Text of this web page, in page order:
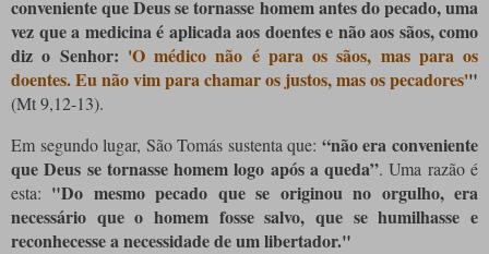
conveniente que Deus se tornasse homem antes do pecado, uma
vez que a medicina é aplicada aos doentes e não aos sãos, como
diz o Senhor: 'O médico não é para os sãos, mas para os
doentes. Eu não vim para chamar os justos, mas os pecadores'"
(Mt 9,12-13).
Em segundo lugar, São Tomás sustenta que: “não era conveniente
que Deus se tornasse homem logo após a queda”. Uma razão é
esta: "Do mesmo pecado que se originou no orgulho, era
necessário que o homem fosse salvo, que se humilhasse e
reconhecesse a necessidade de um libertador."